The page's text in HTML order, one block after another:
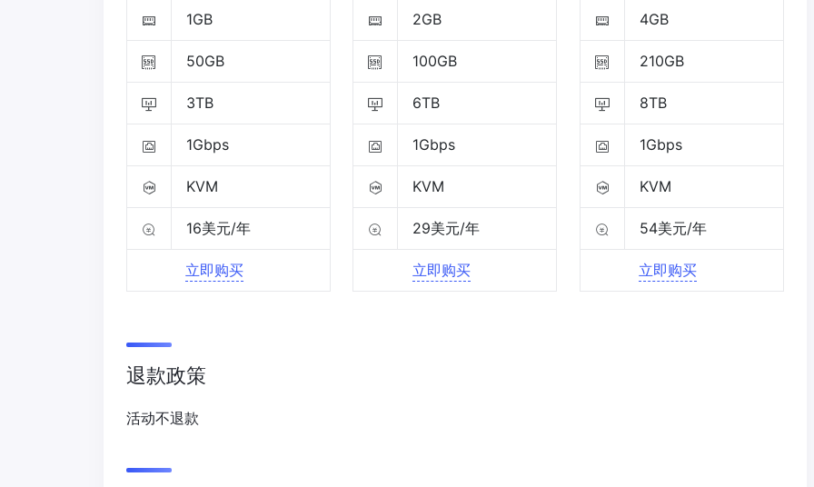
1GB
50GB
3TB
1Gbps
KVM
16美元/年
立即购买
2GB
100GB
6TB
1Gbps
KVM
29美元/年
立即购买
4GB
210GB
8TB
1Gbps
KVM
54美元/年
立即购买
退款政策
活动不退款